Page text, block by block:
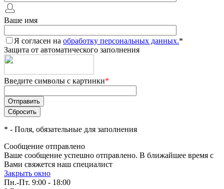
Ваше имя
Я согласен на обработку персональных данных.*
Защита от автоматического заполнения
Введите символы с картинки*
* - Поля, обязательные для заполнения
Сообщение отправлено
Ваше сообщение успешно отправлено. В ближайшее время с
Вами свяжется наш специалист
Закрыть окно
Пн.-Пт. 9:00 - 18:00